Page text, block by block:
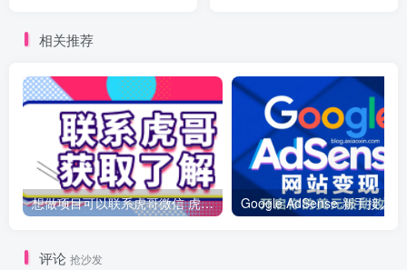
相关推荐
想做项目可以联系虎哥微信 虎哥一对一解答并且远程视频教学
评论 抢沙发